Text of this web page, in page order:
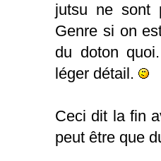
jutsu ne sont
Genre si on
du doton
léger détail.
Ceci dit la fin
peut être que